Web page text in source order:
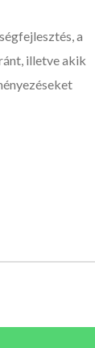
a
illetve akik